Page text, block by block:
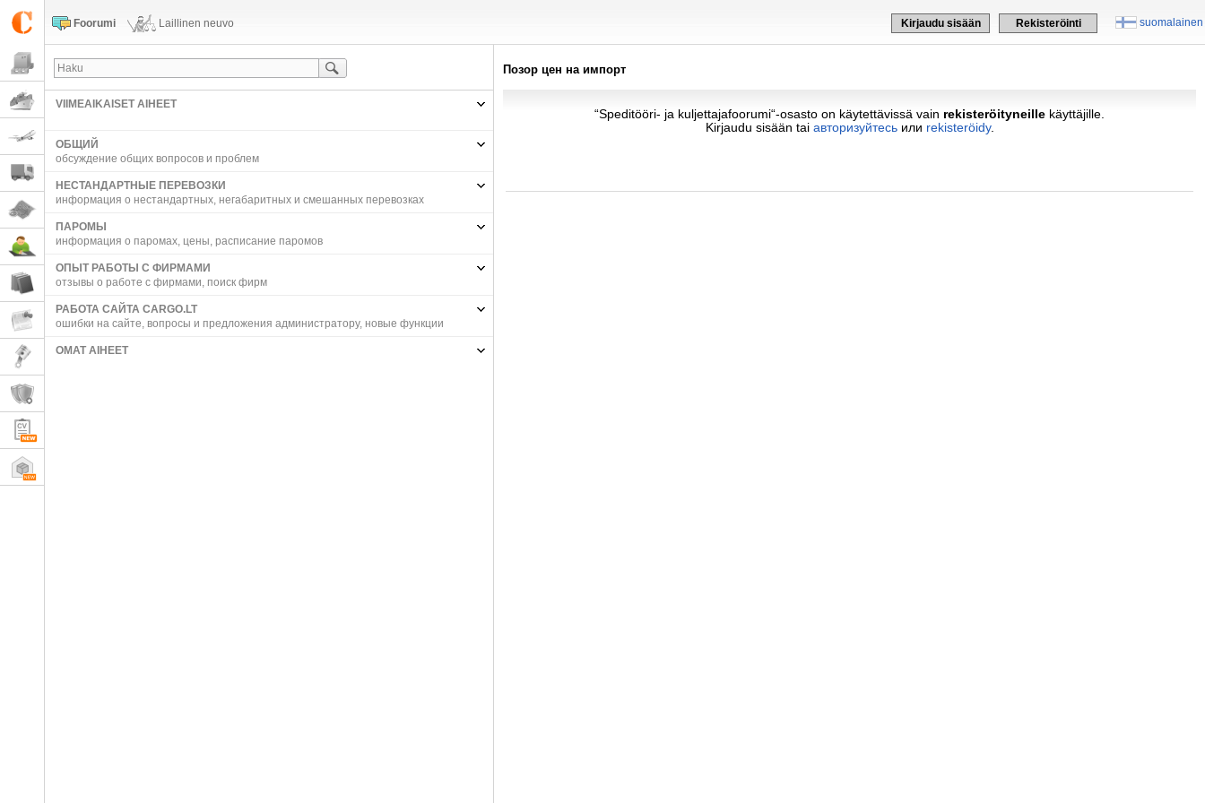
suomalainen
Kirjaudu sisään Rekisteröinti
Foorumi Laillinen neuvo
VIIMEAIKAISET AIHEET
ОБЩИЙ
обсуждение общих вопросов и проблем
НЕСТАНДАРТНЫЕ ПЕРЕВОЗКИ
информация о нестандартных, негабаритных и смешанных перевозках
ПАРОМЫ
информация о паромах, цены, расписание паромов
ОПЫТ РАБОТЫ С ФИРМАМИ
отзывы о работе с фирмами, поиск фирм
РАБОТА САЙТА CARGO.LT
ошибки на сайте, вопросы и предложения администратору, новые функции
OMAT AIHEET
Позор цен на импорт
“Speditööri- ja kuljettajafoorumi“-osasto on käytettävissä vain rekisteröityneille käyttäjille.
Kirjaudu sisään tai авторизуйтесьили rekisteröidy.